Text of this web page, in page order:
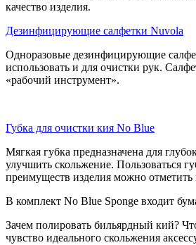
качество изделия.
Дезинфицирующие салфетки Nuvola
Одноразовые дезинфицирующие
использовать и для очистки рук.
«рабочий инструмент».
Губка для очистки кия No Blue
Мягкая губка предназначена для
улучшить скольжение. Пользоваться
преимуществ изделия можно
В комплект No Blue Sponge входит
Зачем полировать бильярдный кий?
чувство идеального скольжения